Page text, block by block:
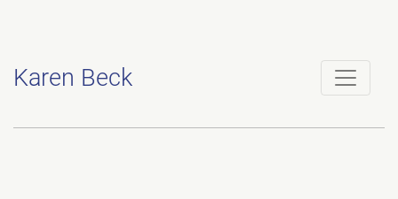
Karen Beck